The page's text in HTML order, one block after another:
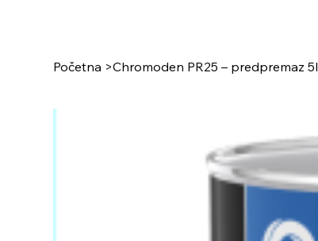
Početna >Chromoden PR25 – predpremaz 5l